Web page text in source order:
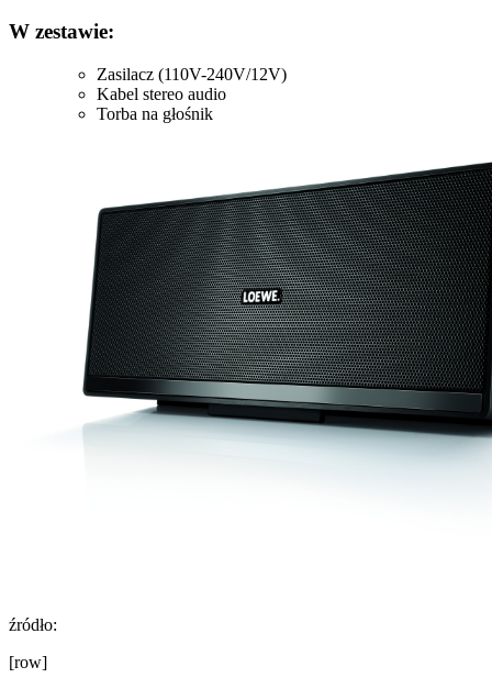
W zestawie:
Zasilacz (110V-240V/12V)
Kabel stereo audio
Torba na głośnik
źródło:
[row]